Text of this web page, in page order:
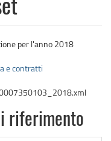
per l'anno 2018
e contratti
riferimento